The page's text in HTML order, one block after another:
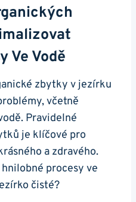
Ve‌ Vodě
⁢zbytky ⁤v ⁣jezírku
včetně
Pravidelné
je klíčové pro
a zdravého.
procesy ve
čisté?